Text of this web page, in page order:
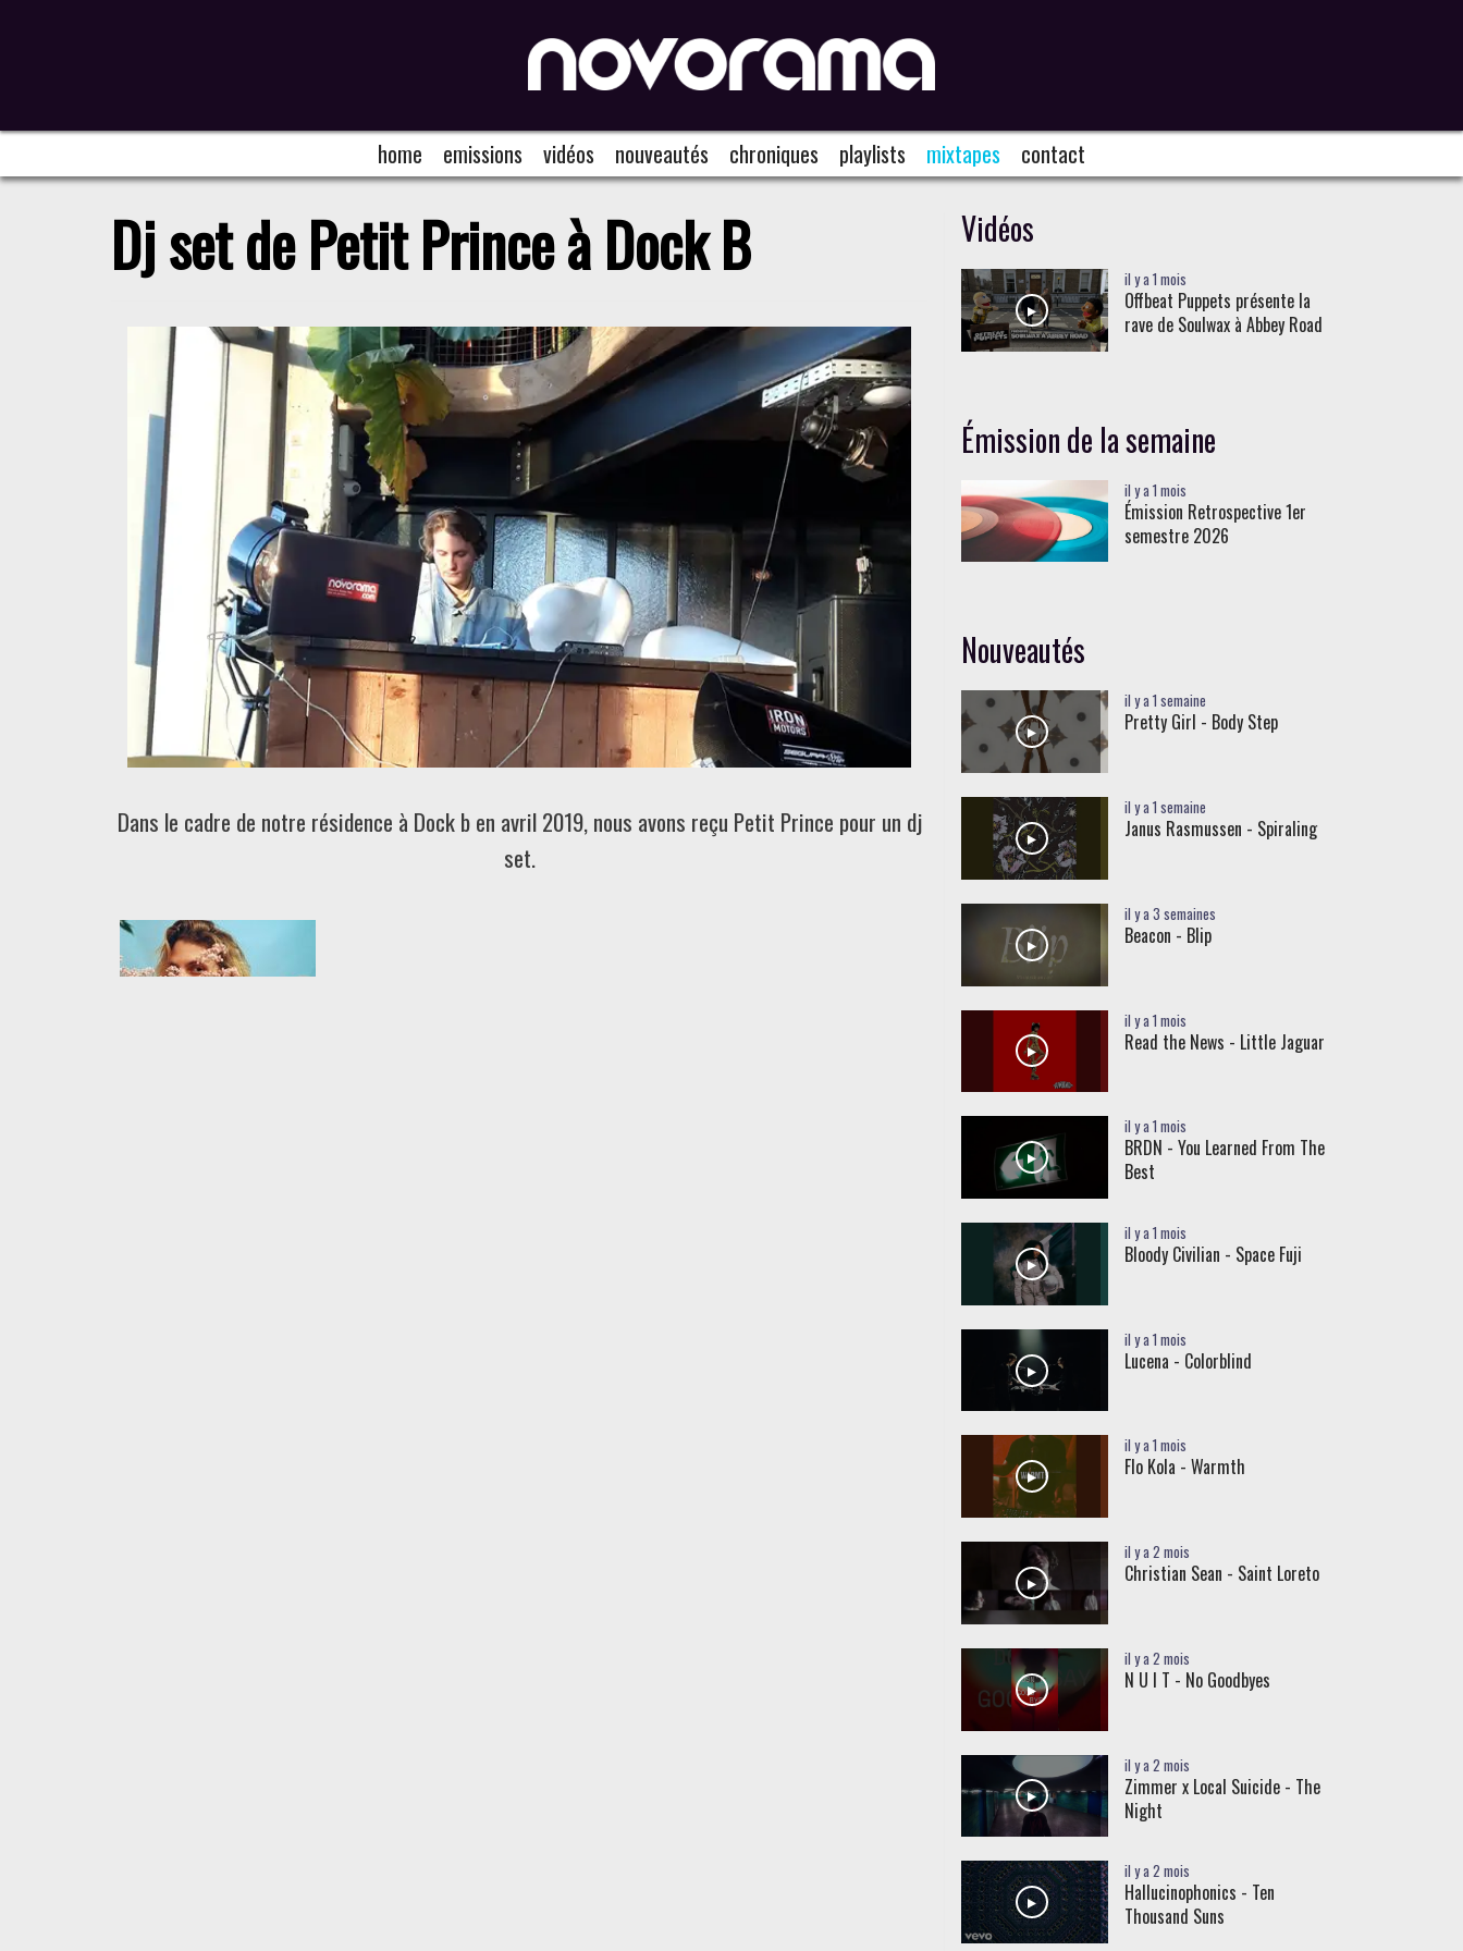
home emissions vidéos nouveautés chroniques playlists mixtapes contact
Dj set de Petit Prince à Dock B
Dans le cadre de notre résidence à Dock b en avril 2019, nous avons reçu Petit Prince pour un dj
set.
Vidéos
il y a 1 mois
Offbeat Puppets présente la
rave de Soulwax à Abbey Road
Émission de la semaine
il y a 1 mois
Émission Retrospective 1er
semestre 2026
Nouveautés
il y a 1 semaine
Pretty Girl - Body Step
il y a 1 semaine
Janus Rasmussen - Spiraling
il y a 3 semaines
Beacon - Blip
il y a 1 mois
Read the News - Little Jaguar
il y a 1 mois
BRDN - You Learned From The
Best
il y a 1 mois
Bloody Civilian - Space Fuji
il y a 1 mois
Lucena - Colorblind
il y a 1 mois
Flo Kola - Warmth
il y a 2 mois
Christian Sean - Saint Loreto
il y a 2 mois
N U I T - No Goodbyes
il y a 2 mois
Zimmer x Local Suicide - The
Night
il y a 2 mois
Hallucinophonics - Ten
Thousand Suns